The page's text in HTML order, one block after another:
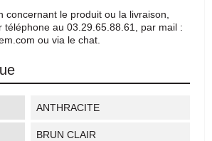
concernant le produit ou la livraison,
téléphone au 03.29.65.88.61, par mail :
ou via le chat.
ANTHRACITE
BRUN CLAIR